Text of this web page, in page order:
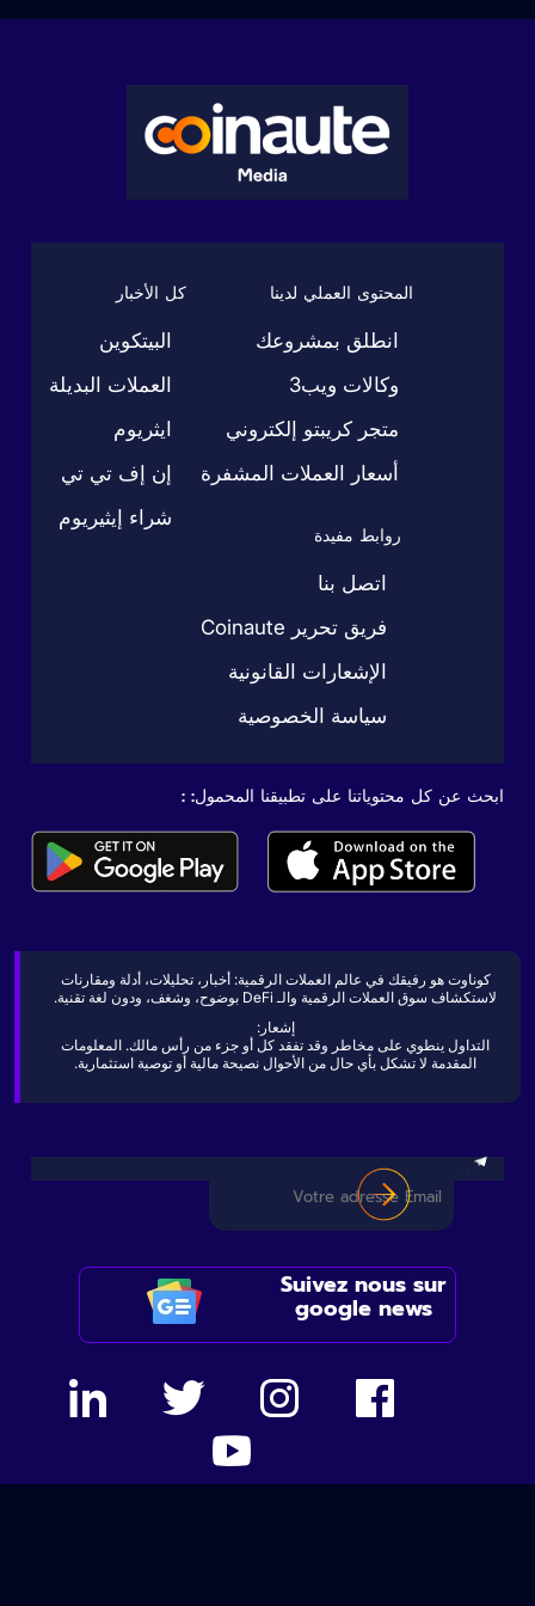
كل الأخبار
البيتكوين
العملات البديلة
ايثريوم
إن إف تي تي
شراء إيثيريوم
المحتوى العملي لدينا
انطلق بمشروعك
وكالات ويب3
متجر كريبتو إلكتروني
أسعار العملات المشفرة
روابط مفيدة
اتصل بنا
فريق تحرير Coinaute
الإشعارات القانونية
سياسة الخصوصية
ابحث عن كل محتوياتنا على تطبيقنا المحمول: :
كوناوت هو رفيقك في عالم العملات الرقمية: أخبار، تحليلات، أدلة ومقارنات
لاستكشاف سوق العملات الرقمية والـ DeFi بوضوح، وشغف، ودون لغة تقنية.
إشعار:
التداول ينطوي على مخاطر وقد تفقد كل أو جزء من رأس مالك. المعلومات
المقدمة لا تشكل بأي حال من الأحوال نصيحة مالية أو توصية استثمارية.
Suivez nous sur
google news